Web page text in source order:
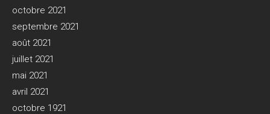
octobre 2021
septembre 2021
août 2021
juillet 2021
mai 2021
avril 2021
octobre 1921